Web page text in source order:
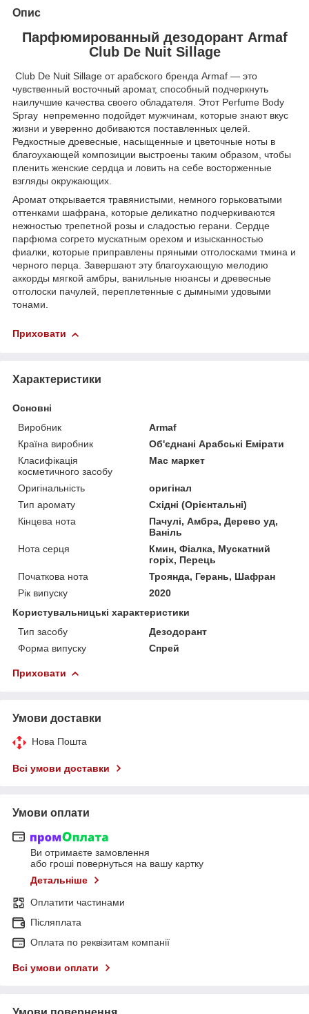
Опис
Парфюмированный дезодорант Armaf
Club De Nuit Sillage
Club De Nuit Sillage от арабского бренда Armaf — это
чувственный восточный аромат, способный подчеркнуть
наилучшие качества своего обладателя. Этот Perfume Body
Spray непременно подойдет мужчинам, которые знают вкус
жизни и уверенно добиваются поставленных целей.
Редкостные древесные, насыщенные и цветочные ноты в
благоухающей композиции выстроены таким образом, чтобы
пленить женские сердца и ловить на себе восторженные
взгляды окружающих.
Аромат открывается травянистыми, немного горьковатыми
оттенками шафрана, которые деликатно подчеркиваются
нежностью трепетной розы и сладостью герани. Сердце
парфюма согрето мускатным орехом и изысканностью
фиалки, которые приправлены пряными отголосками тмина и
черного перца. Завершают эту благоухающую мелодию
аккорды мягкой амбры, ванильные нюансы и древесные
отголоски пачулей, переплетенные с дымными удовыми
тонами.
Приховати
Характеристики
Основні
Виробник
Armaf
Країна виробник
Об'єднані Арабські Емірати
Класифікація
косметичного засобу
Мас маркет
Оригінальність
оригінал
Тип аромату
Східні (Орієнтальні)
Кінцева нота
Пачулі, Амбра, Дерево уд,
Ваніль
Нота серця
Кмин, Фіалка, Мускатний
горіх, Перець
Початкова нота
Троянда, Герань, Шафран
Рік випуску
2020
Користувальницькі характеристики
Тип засобу
Дезодорант
Форма випуску
Спрей
Приховати
Умови доставки
Нова Пошта
Всі умови доставки
Умови оплати
Ви отримаєте замовлення
або гроші повернуться на вашу картку
Детальніше
Оплатити частинами
Післяплата
Оплата по реквізитам компанії
Всі умови оплати